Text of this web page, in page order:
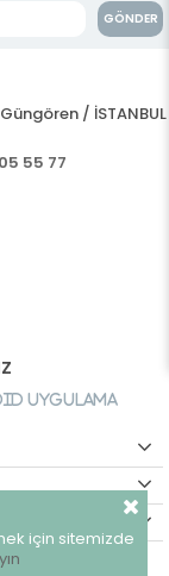
GÖNDER
/ İSTANBUL
55 77
Uygulama
için sitemizde